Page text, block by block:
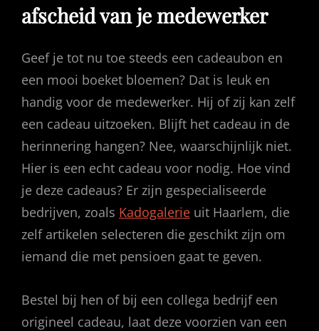
afscheid van je medewerker
Geef je tot nu toe steeds een cadeaubon en
een mooi boeket bloemen? Dat is leuk en
handig voor de medewerker. Hij of zij kan zelf
een cadeau uitzoeken. Blijft het cadeau in de
herinnering hangen? Nee, waarschijnlijk niet.
Hier is een echt cadeau voor nodig. Hoe vind
je deze cadeaus? Er zijn gespecialiseerde
bedrijven, zoals Kadogalerie uit Haarlem, die
zelf artikelen selecteren die geschikt zijn om
iemand die met pensioen gaat te geven.
Bestel bij hen of bij een collega bedrijf een
origineel cadeau, laat deze voorzien van een